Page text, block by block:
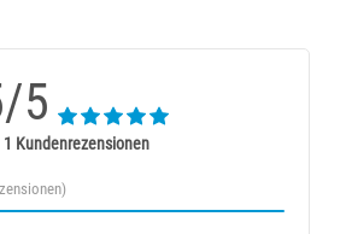
5
1 Kundenrezensionen